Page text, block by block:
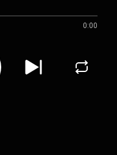
0:00